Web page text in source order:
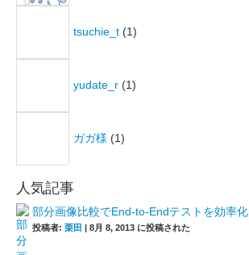
tsuchie_t (1)
yudate_r (1)
ガガ様 (1)
人気記事
部分画像比較でEnd-to-Endテストを効率化
投稿者: 栗田 | 8月 8, 2013 に投稿された